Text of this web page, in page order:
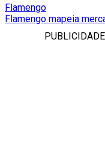
Flamengo
Flamengo mapeia
PUBLICIDADE